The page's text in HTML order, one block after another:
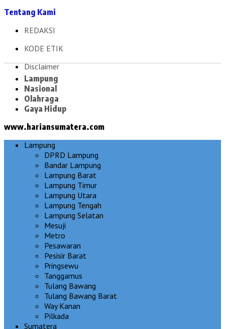
Tentang Kami
REDAKSI
KODE ETIK
Disclaimer
Lampung
Nasional
Olahraga
Gaya Hidup
www.hariansumatera.com
Lampung
DPRD Lampung
Bandar Lampung
Lampung Barat
Lampung Timur
Lampung Utara
Lampung Tengah
Lampung Selatan
Mesuji
Metro
Pesawaran
Pesisir Barat
Pringsewu
Tanggamus
Tulang Bawang
Tulang Bawang Barat
Way Kanan
Pilkada
Sumatera